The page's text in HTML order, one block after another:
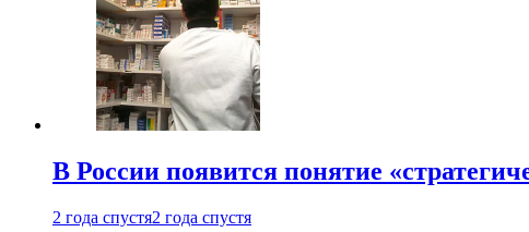
В России появится понятие
2 года спустя2 года спустя